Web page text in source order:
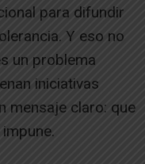
para difundir
Y eso no
un problema
iniciativas
mensaje claro: que